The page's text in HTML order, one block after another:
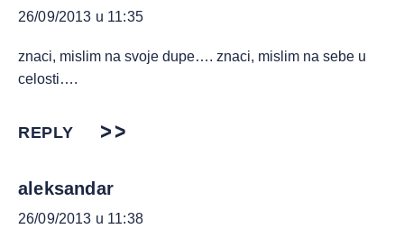
26/09/2013 u 11:35
znaci, mislim na svoje dupe…. znaci, mislim na sebe u
celosti….
REPLY
aleksandar
26/09/2013 u 11:38